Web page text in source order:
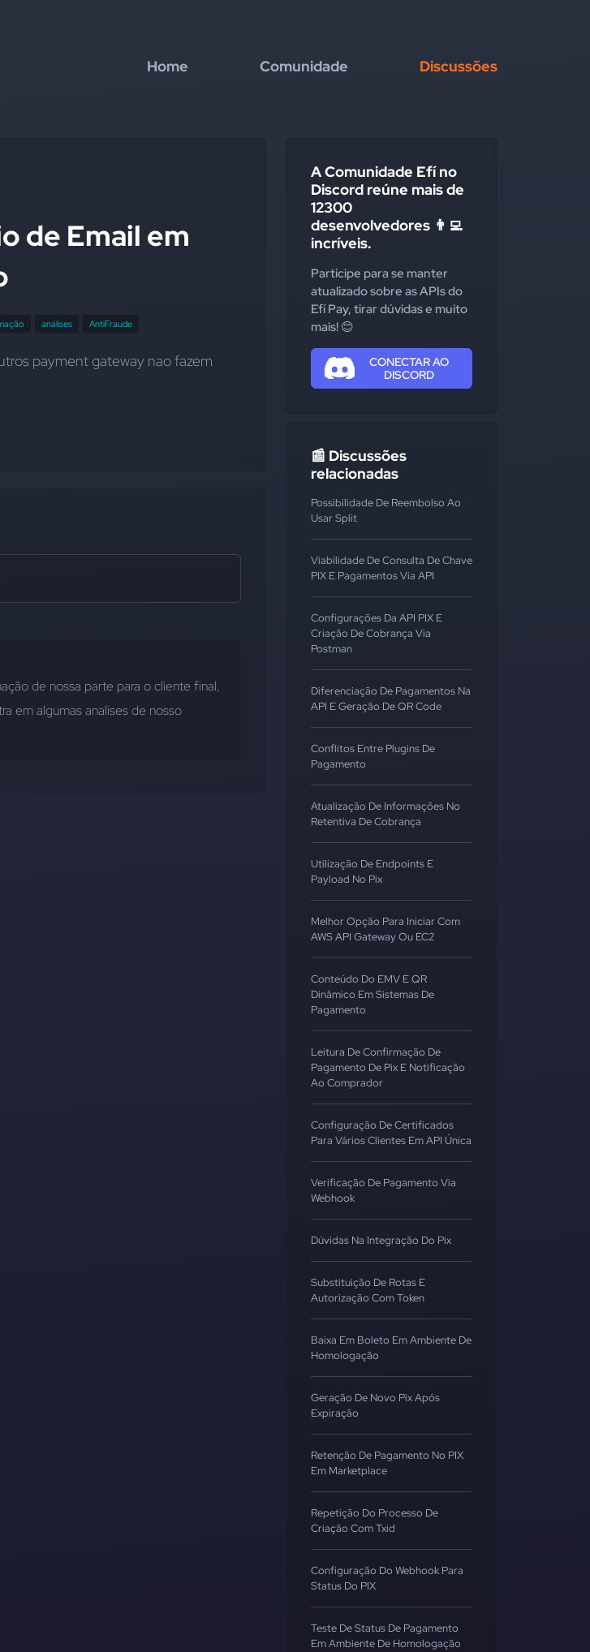
Home Comunidade Discussões
de Email em
análises AntiFraude
payment gateway nao fazem
de nossa parte para o cliente final,
em algumas analises de nosso
A Comunidade Efí no
Discord reúne mais de
12300
desenvolvedores 👨‍💻
incríveis.
Participe para se manter
atualizado sobre as APIs do
Efí Pay, tirar dúvidas e muito
mais! 😊
CONECTAR AO
DISCORD
📰 Discussões
relacionadas
Possibilidade De Reembolso Ao
Usar Split
Viabilidade De Consulta De Chave
PIX E Pagamentos Via API
Configurações Da API PIX E
Criação De Cobrança Via
Postman
Diferenciação De Pagamentos Na
API E Geração De QR Code
Conflitos Entre Plugins De
Pagamento
Atualização De Informações No
Retentiva De Cobrança
Utilização De Endpoints E
Payload No Pix
Melhor Opção Para Iniciar Com
AWS API Gateway Ou EC2
Conteúdo Do EMV E QR
Dinâmico Em Sistemas De
Pagamento
Leitura De Confirmação De
Pagamento De Pix E Notificação
Ao Comprador
Configuração De Certificados
Para Vários Clientes Em API Única
Verificação De Pagamento Via
Webhook
Dúvidas Na Integração Do Pix
Substituição De Rotas E
Autorização Com Token
Baixa Em Boleto Em Ambiente De
Homologação
Geração De Novo Pix Após
Expiração
Retenção De Pagamento No PIX
Em Marketplace
Repetição Do Processo De
Criação Com Txid
Configuração Do Webhook Para
Status Do PIX
Teste De Status De Pagamento
Em Ambiente De Homologação